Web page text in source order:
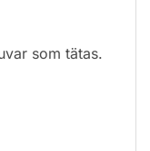
som tätas.